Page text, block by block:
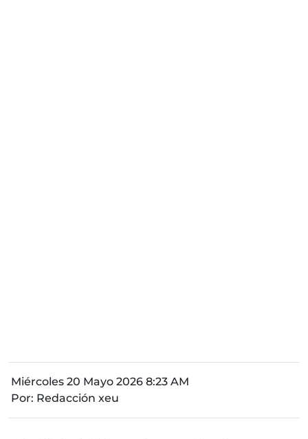
Miércoles 20 Mayo 2026 8:23 AM
Por: Redacción xeu